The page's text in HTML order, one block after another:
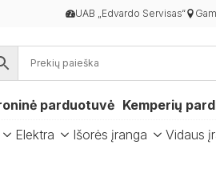
UAB „Edvardo Servisas“
parduotuvė Kemperių
Elektra Išorės įranga Vidaus